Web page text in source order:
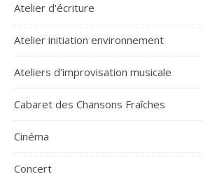
Atelier d'écriture
Atelier initiation environnement
Ateliers d'improvisation musicale
Cabaret des Chansons Fraîches
Cinéma
Concert